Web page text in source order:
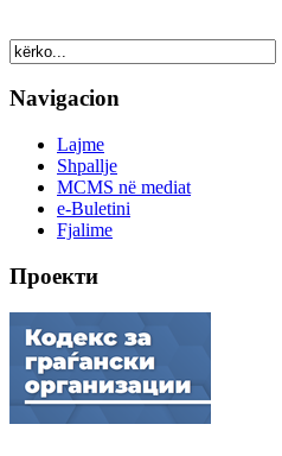
Navigacion
Lajme
Shpallje
MCMS në mediat
e-Buletini
Fjalime
Проекти